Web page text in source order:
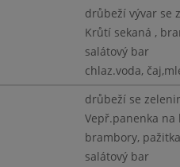
drůbeží vývar se
Krůtí sekaná ,
salátový bar
chlaz.voda,
drůbeží se
Vepř.panenka na
brambory,
salátový bar